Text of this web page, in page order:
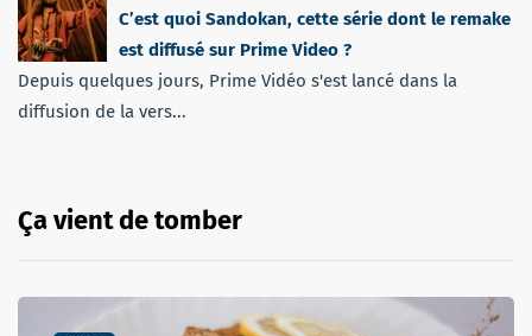
C’est quoi Sandokan, cette série dont le remake
est diffusé sur Prime Video ?
Depuis quelques jours, Prime Vidéo s'est lancé dans la
diffusion de la vers...
Ça vient de tomber